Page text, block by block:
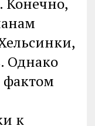
Однако
фактом
к